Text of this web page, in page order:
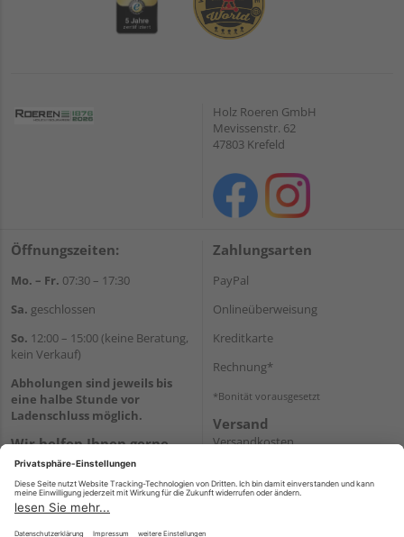
Holz Roeren GmbH
Mevissenstr. 62
47803 Krefeld
Öffnungszeiten:
Mo. – Fr. 07:30 – 17:30
Sa. geschlossen
So. 12:00 – 15:00 (keine Beratung,
kein Verkauf)
Abholungen sind jeweils bis
eine halbe Stunde vor
Ladenschluss möglich.
Wir helfen Ihnen gerne
weiter
Tel.:+49 2151 8787-70
E-Mail:onlineshop@holz-
roeren.de
Zahlungsarten
PayPal
Onlineüberweisung
Kreditkarte
Rechnung*
*Bonität vorausgesetzt
Versand
Versandkosten